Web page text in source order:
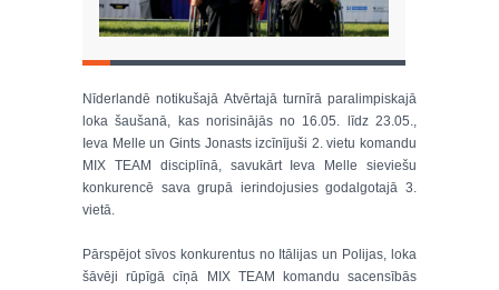
Nīderlandē notikušajā Atvērtajā turnīrā paralimpiskajā
loka šaušanā, kas norisinājās no 16.05. līdz 23.05.,
Ieva Melle un Gints Jonasts izcīnījuši 2. vietu komandu
MIX TEAM disciplīnā, savukārt Ieva Melle sieviešu
konkurencē sava grupā ierindojusies godalgotajā 3.
vietā.
Pārspējot sīvos konkurentus no Itālijas un Polijas, loka
šāvēji rūpīgā cīņā MIX TEAM komandu sacensībās